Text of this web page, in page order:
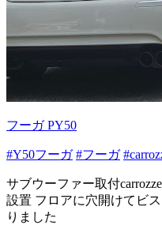
フーガ PY50
#Y50フーガ #フーガ
サブウーファー取付
設置 フロアに穴開けてビ
りました